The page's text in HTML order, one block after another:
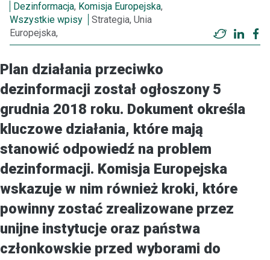
Dezinformacja, Komisja Europejska,
Wszystkie wpisy
Strategia, Unia
Europejska,
Twitter
Plan działania przeciwko
dezinformacji został ogłoszony 5
grudnia 2018 roku. Dokument określa
kluczowe działania, które mają
stanowić odpowiedź na problem
dezinformacji. Komisja Europejska
wskazuje w nim również kroki, które
powinny zostać zrealizowane przez
unijne instytucje oraz państwa
członkowskie przed wyborami do